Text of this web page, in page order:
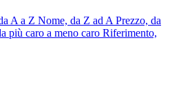
A a Z Nome, da Z ad A Prezzo, da
più caro a meno caro Riferimento,